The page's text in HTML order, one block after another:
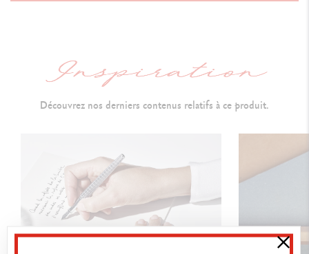
Corps hexagonal en aluminium
Clip flexible et bouton poussoir
Chargé avec une cartouche Caran d'Ache Goliath M Bleue
Compatible avec toutes les cartouches Goliath standard
PACKAGING
Étui en carton blanc
Découvrez nos derniers contenus relatifs à ce produit.